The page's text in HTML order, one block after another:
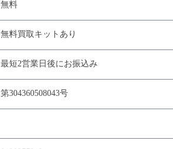
無料
無料買取キットあり
最短2営業日後にお振込み
第304360508043号